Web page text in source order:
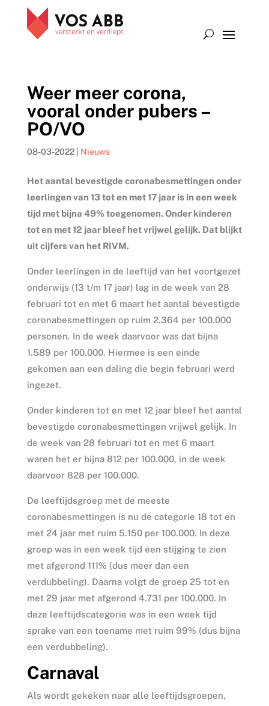
Weer meer corona,
vooral onder pubers –
PO/VO
08-03-2022| Nieuws
Het aantal bevestigde coronabesmettingen onder
leerlingen van 13 tot en met 17 jaar is in een week
tijd met bijna 49% toegenomen. Onder kinderen
tot en met 12 jaar bleef het vrijwel gelijk. Dat blijkt
uit cijfers van het RIVM.
Onder leerlingen in de leeftijd van het voortgezet
onderwijs (13 t/m 17 jaar) lag in de week van 28
februari tot en met 6 maart het aantal bevestigde
coronabesmettingen op ruim 2.364 per 100.000
personen. In de week daarvoor was dat bijna
1.589 per 100.000. Hiermee is een einde
gekomen aan een daling die begin februari werd
ingezet.
Onder kinderen tot en met 12 jaar bleef het aantal
bevestigde coronabesmettingen vrijwel gelijk. In
de week van 28 februari tot en met 6 maart
waren het er bijna 812 per 100.000, in de week
daarvoor 828 per 100.000.
De leeftijdsgroep met de meeste
coronabesmettingen is nu de categorie 18 tot en
met 24 jaar met ruim 5.150 per 100.000. In deze
groep was in een week tijd een stijging te zien
met afgerond 111% (dus meer dan een
verdubbeling). Daarna volgt de groep 25 tot en
met 29 jaar met afgerond 4.731 per 100.000. In
deze leeftijdscategorie was in een week tijd
sprake van een toename met ruim 99% (dus bijna
een verdubbeling).
Carnaval
Als wordt gekeken naar alle leeftijdsgroepen,